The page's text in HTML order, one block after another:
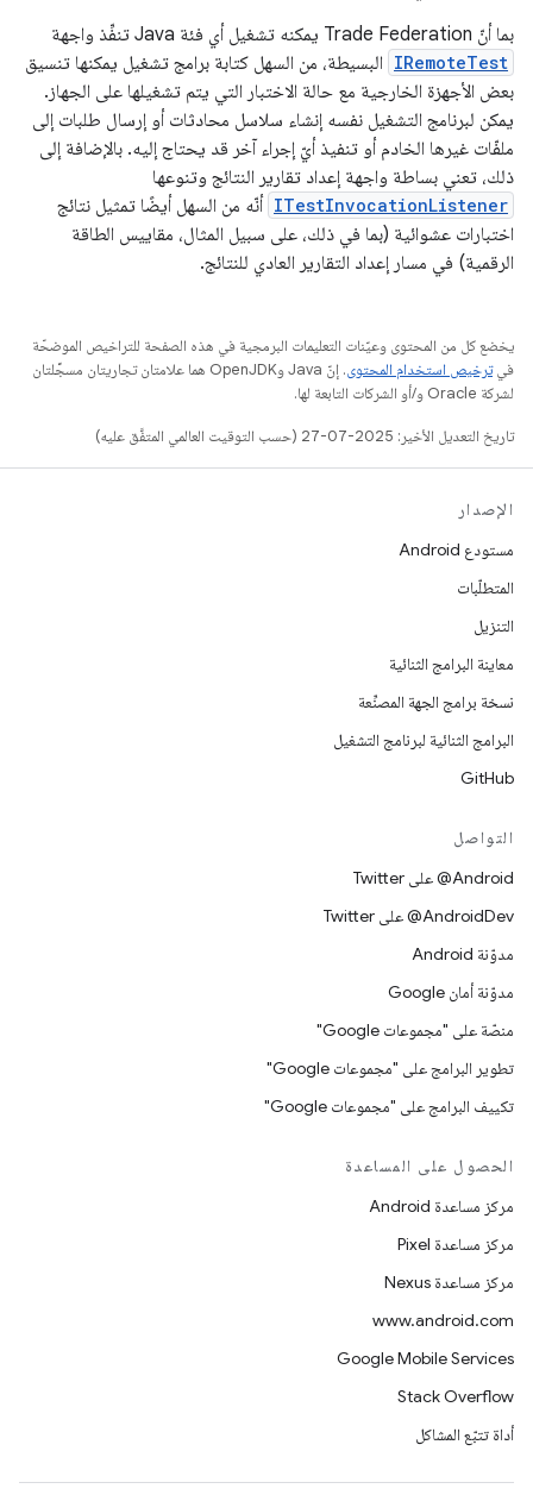
بما أنّ Trade Federation يمكنه تشغيل أي فئة Java تنفِّذ واجهة
IRemoteTest البسيطة، من السهل كتابة برامج تشغيل يمكنها تنسيق
بعض الأجهزة الخارجية مع حالة الاختبار التي يتم تشغيلها على الجهاز.
يمكن لبرنامج التشغيل نفسه إنشاء سلاسل محادثات أو إرسال طلبات إلى
ملفّات غيرها الخادم أو تنفيذ أيّ إجراء آخر قد يحتاج إليه. بالإضافة إلى
ذلك، تعني بساطة واجهة إعداد تقارير النتائج وتنوعها
ITestInvocationListener أنّه من السهل أيضًا تمثيل نتائج
اختبارات عشوائية (بما في ذلك، على سبيل المثال، مقاييس الطاقة
الرقمية) في مسار إعداد التقارير العادي للنتائج.
يخضع كل من المحتوى وعيّنات التعليمات البرمجية في هذه الصفحة للتراخيص الموضحّة
فيترخيص استخدام المحتوى
. إنّ Java وOpenJDK هما علامتان تجاريتان مسجَّلتان
لشركة Oracle و/أو الشركات التابعة لها.
تاريخ التعديل الأخير: 2025-07-27 (حسب التوقيت العالمي المتفَّق عليه)
الإصدار
مستودع Android
المتطلّبات
التنزيل
معاينة البرامج الثنائية
نسخة برامج الجهة المصنِّعة
البرامج الثنائية لبرنامج التشغيل
GitHub
التواصل
‎@Android على Twitter
‎@AndroidDev على Twitter
مدوّنة Android
مدوّنة أمان Google
منصّة على "مجموعات Google"
تطوير البرامج على "مجموعات Google"
تكييف البرامج على "مجموعات Google"
الحصول على المساعدة
مركز مساعدة Android
مركز مساعدة Pixel
مركز مساعدة Nexus
www.android.com
Google Mobile Services
Stack Overflow
أداة تتبّع المشاكل